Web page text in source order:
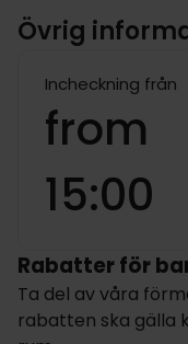
Övrig
Incheckning från
from
15:00
Rabatter för
Ta del av våra
rabatten ska gälla